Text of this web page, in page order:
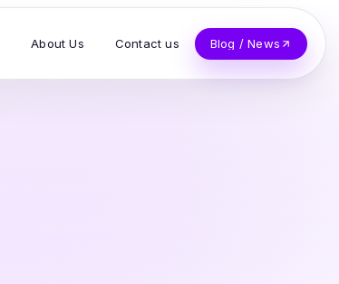
About Us Contact us Blog / News